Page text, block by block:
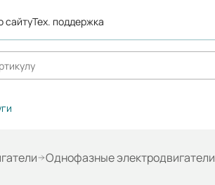
сайтуТех. поддержка
Однофазные электродвигатели